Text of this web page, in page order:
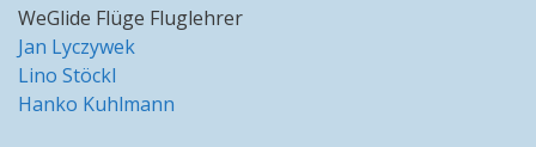
WeGlide Flüge Fluglehrer
Jan Lyczywek
Lino Stöckl
Hanko Kuhlmann